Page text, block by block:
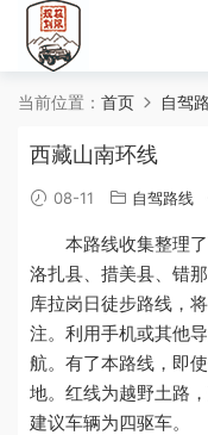
当前位置： 首页 自驾
西藏山南环线
08-11 自驾路线
本路线收集整理了
洛扎县、措美县、错
库拉岗日徒步路线，
注。利用手机或其他
航。有了本路线，即
地。红线为越野土路
建议车辆为四驱车。